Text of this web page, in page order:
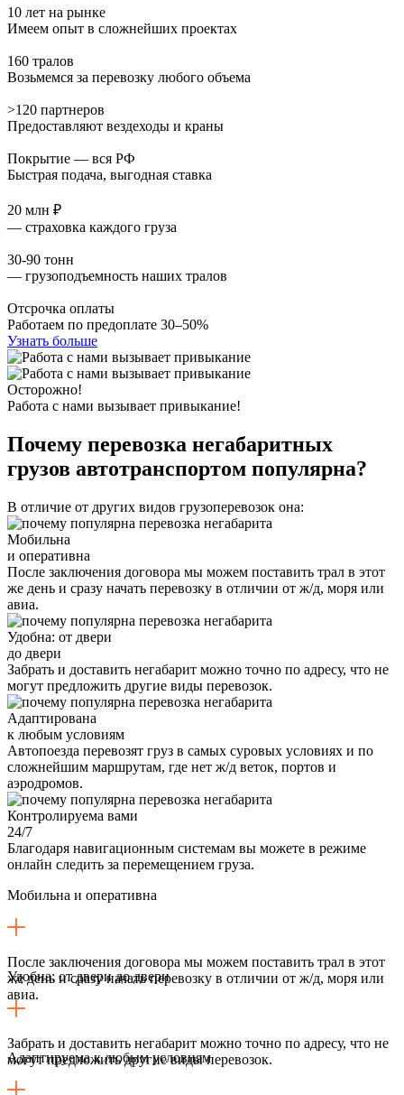
10 лет на рынке
Имеем опыт в сложнейших проектах
160 тралов
Возьмемся за перевозку любого объема
>120 партнеров
Предоставляют вездеходы и краны
Покрытие — вся РФ
Быстрая подача, выгодная ставка
20 млн ₽
— страховка каждого груза
30-90 тонн
— грузоподъемность наших тралов
Отсрочка оплаты
Работаем по предоплате 30–50%
Узнать больше
Осторожно!
Работа с нами вызывает привыкание!
Почему перевозка негабаритных
грузов автотранспортом популярна?
В отличие от других видов грузоперевозок она:
Мобильна
и оперативна
После заключения договора мы можем поставить трал в этот
же день и сразу начать перевозку в отличии от ж/д, моря или
авиа.
Удобна: от двери
до двери
Забрать и доставить негабарит можно точно по адресу, что не
могут предложить другие виды перевозок.
Адаптирована
к любым условиям
Автопоезда перевозят груз в самых суровых условиях и по
сложнейшим маршрутам, где нет ж/д веток, портов и
аэродромов.
Контролируема вами
24/7
Благодаря навигационным системам вы можете в режиме
онлайн следить за перемещением груза.
Мобильна и оперативна
После заключения договора мы можем поставить трал в этот
же день и сразу начать перевозку в отличии от ж/д, моря или
авиа.
Удобна: от двери до двери
Забрать и доставить негабарит можно точно по адресу, что не
могут предложить другие виды перевозок.
Адаптируема к любым условиям